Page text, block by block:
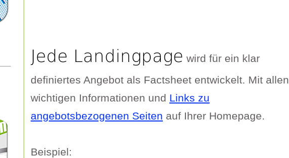
Jede Landingpage wird für ein klar
definiertes Angebot als Factsheet entwickelt. Mit allen
wichtigen Informationen und Links zu
angebotsbezogenen Seiten auf Ihrer Homepage.
Beispiel: